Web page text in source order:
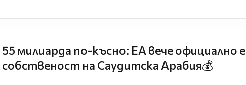
55 милиарда по-късно: EA вече официално е
собственост на Саудитска Арабия💰